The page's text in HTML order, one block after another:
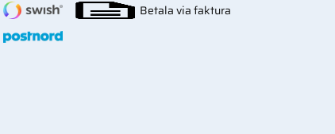
Betala via faktura